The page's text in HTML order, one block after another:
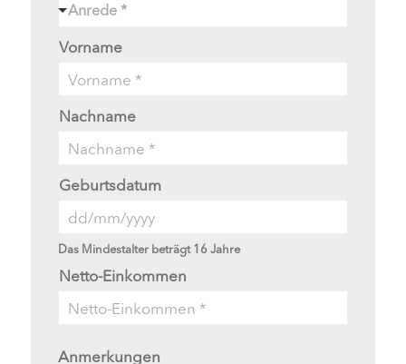
Anrede *
Vorname
Nachname
Geburtsdatum
Das Mindestalter beträgt 16 Jahre
Netto-Einkommen
Anmerkungen